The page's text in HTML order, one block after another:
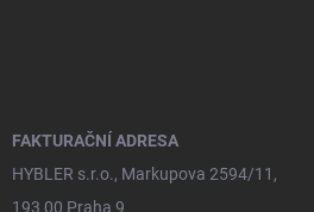
FAKTURAČNÍ ADRESA
HYBLER s.r.o., Markupova 2594/11,
193 00 Praha 9